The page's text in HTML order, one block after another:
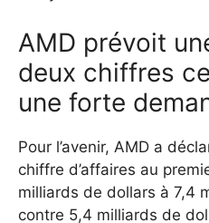
AMD prévoit
deux chiffres
une forte
Pour l’avenir, AMD a
chiffre d’affaires au
milliards de dollars à 7,4
contre 5,4 milliards de